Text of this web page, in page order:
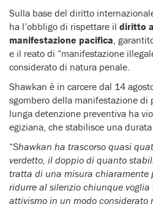
Sulla base del diritto
ha l’obbligo di rispettare il diritto
manifestazione pacifica ,
e il reato di “manifestazione
considerato di natura penale.
Shawkan è in carcere dal 14
sgombero della manifestazione di
lunga detenzione preventiva ha
egiziana, che stabilisce una
“Shawkan ha trascorso quasi
verdetto, il doppio di quanto
tratta di una misura chiaramente
ridurre al silenzio chiunque voglia
attivismo in un modo